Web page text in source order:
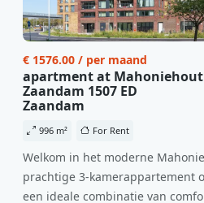
€ 1576.00 / per maand
apartment at
Zaandam 1507 ED
Zaandam
996 m² For Rent
Welkom in het moderne
prachtige 3-kamerappartement
een ideale combinatie van